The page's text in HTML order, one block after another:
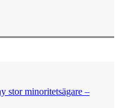
stor minoritetsägare –